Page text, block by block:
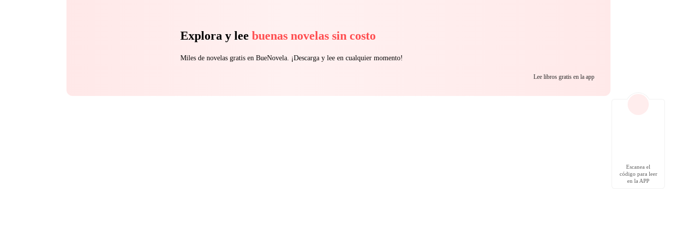
Explora y lee buenas novelas sin costo
Miles de novelas gratis en BueNovela. ¡Descarga y lee en cualquier momento!
Lee libros gratis en la app
Escanea el
código para leer
en la APP